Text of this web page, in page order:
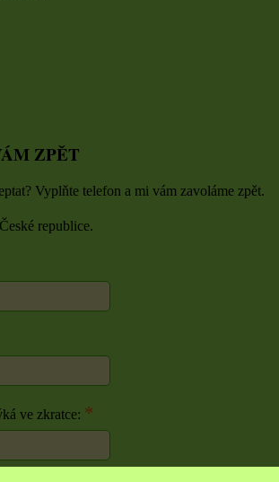
ZPĚT
Vyplňte telefon a mi vám zavoláme zpět.
republice.
ve zkratce: *